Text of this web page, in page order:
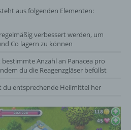
aus folgenden Elementen:
verbessert werden, um
Co lagern zu können
Anzahl an Panacea pro
du die Reagenzgläser befüllst
du entsprechende Heilmittel her